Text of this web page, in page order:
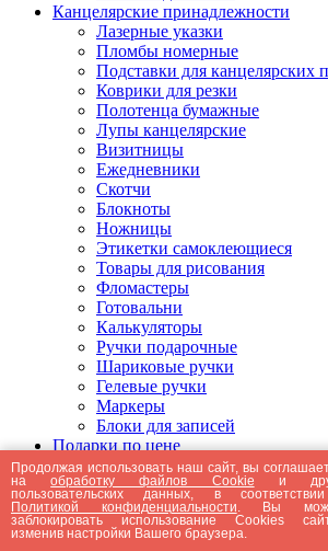
Канцелярские принадлежности
Лазерные указки
Пломбы номерные
Подставки для канцелярских
Коврики для резки
Полотенца бумажные
Лупы канцелярские
Визитницы
Ежедневники
Скотчи
Блокноты
Ножницы
Этикетки самоклеющиеся
Товары для рисования
Фломастеры
Готовальни
Калькуляторы
Ручки подарочные
Шариковые ручки
Гелевые ручки
Маркеры
Блоки для записей
Подарки по цене
Подарки от 5000 рублей
Подарки до 5000 рублей
Подарки до 3000 рублей
Подарки до 2000 рублей
Подарки до 1000 рублей
Продолжая использовать наш сайт, вы
наобработку файлов Cookie и
пользовательских данных, в
Политикой конфиденциальности . Вы
заблокировать использование Cookies
изменив настройки Вашего браузера.